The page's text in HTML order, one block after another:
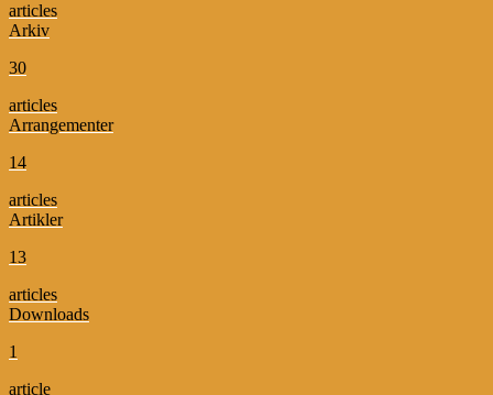
articles
Arkiv
30
articles
Arrangementer
14
articles
Artikler
13
articles
Downloads
1
article